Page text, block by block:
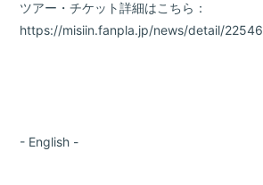
ツアー・チケット詳細はこちら：
https://misiin.fanpla.jp/news/detail/22546
- English -